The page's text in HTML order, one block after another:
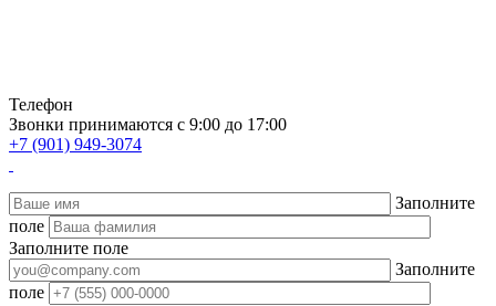
Телефон
Звонки принимаются с 9:00 до 17:00
+7 (901) 949-3074
Заполните
поле
Заполните поле
Заполните
поле